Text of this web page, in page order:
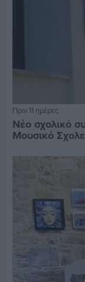
Πριν 11 ημέρες
Νέο σχολικό
Μουσικό